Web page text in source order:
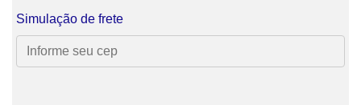
Simulação de frete